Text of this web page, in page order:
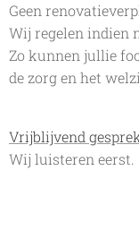
Geen
Wij regelen indien
Zo kunnen jullie
de zorg en het
Vrijblijvend
Wij luisteren eerst.